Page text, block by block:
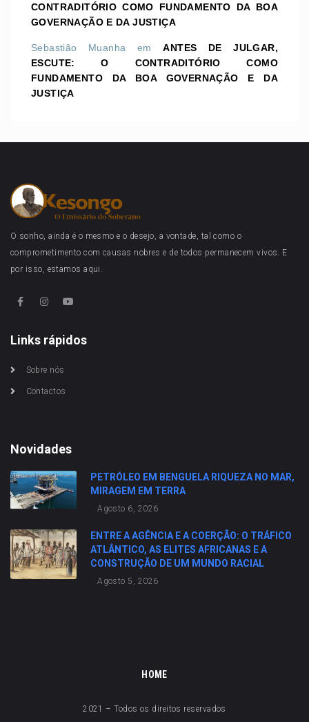
CONTRADITÓRIO COMO FUNDAMENTO DA BOA
GOVERNAÇÃO E DA JUSTIÇA
Sebastião Muanha emANTES DE JULGAR,
ESCUTE: O CONTRADITÓRIO COMO
FUNDAMENTO DA BOA GOVERNAÇÃO E DA
JUSTIÇA
O sonho, ainda é o mesmo e o desejo, a vontade, tal como o
comprometimento com causas nobres e de todos permanecem vivos. E
por isso, estamos aqui.
Links rápidos
Sobre nós
Contactos
Novidades
PETRÓLEO EM BENGUELA RIQUEZA NO MAR,
MIRAGEM EM TERRA
Agosto 6, 2026
ENTRE A AGÊNCIA E A COERÇÃO: O TRÁFICO
ATLÂNTICO, AS ELITES AFRICANAS E A
CONSTRUÇÃO DE UM MUNDO RACIAL
Agosto 5, 2026
HOME
2021 – Todos os direitos reservados